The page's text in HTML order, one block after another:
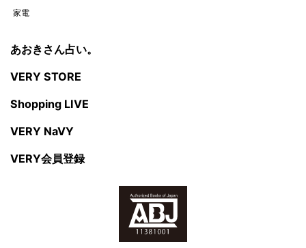
家電
あおきさん占い。
VERY STORE
Shopping LIVE
VERY NaVY
VERY会員登録